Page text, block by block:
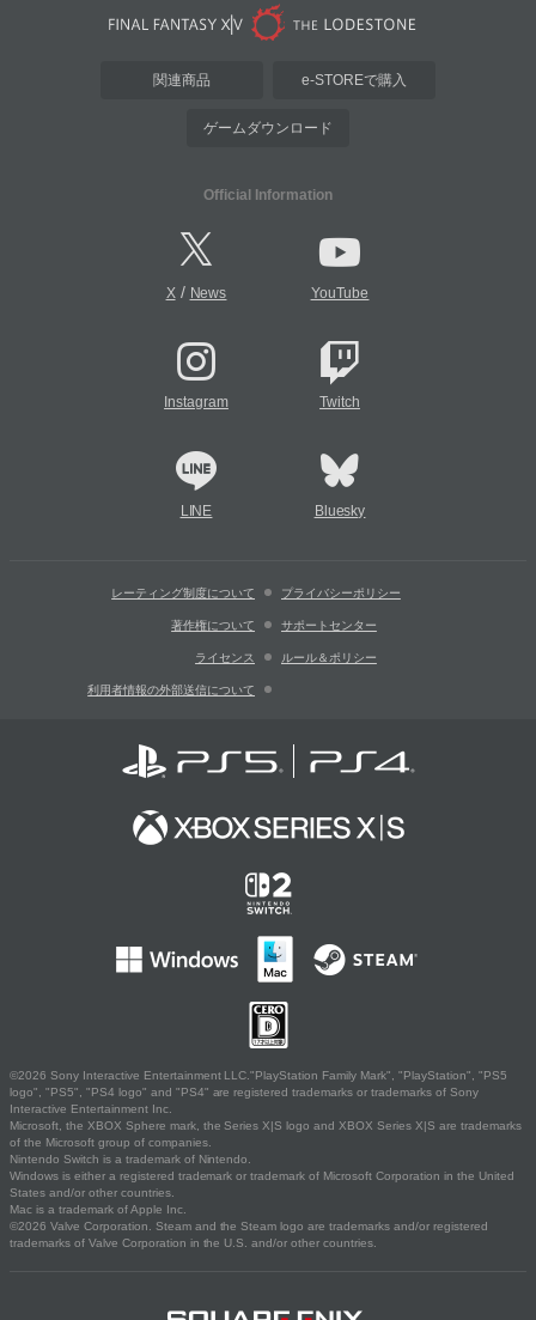
関連商品 e-STOREで購入
ゲームダウンロード
Official Information
X/ News YouTube
Instagram Twitch
LINE Bluesky
レーティング制度について プライバシーポリシー
著作権について サポートセンター
ライセンス ルール＆ポリシー
利用者情報の外部送信について
©2026 Sony Interactive Entertainment LLC."PlayStation Family Mark", "PlayStation", "PS5
logo", "PS5", "PS4 logo" and "PS4" are registered trademarks or trademarks of Sony
Interactive Entertainment Inc.
Microsoft, the XBOX Sphere mark, the Series X|S logo and XBOX Series X|S are trademarks
of the Microsoft group of companies.
Nintendo Switch is a trademark of Nintendo.
Windows is either a registered trademark or trademark of Microsoft Corporation in the United
States and/or other countries.
Mac is a trademark of Apple Inc.
©2026 Valve Corporation. Steam and the Steam logo are trademarks and/or registered
trademarks of Valve Corporation in the U.S. and/or other countries.